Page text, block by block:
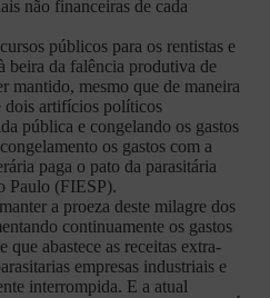
não financeiras de cada
públicos para os rentistas e
beira da falência produtiva de
mantido, mesmo que de maneira
dois artifícios políticos
pública e congelando os gastos
os gastos com a
paga o pato da parasitária
Paulo (FIESP).
a proeza deste milagre dos
continuamente os gastos
abastece as receitas extra-
empresas industriais e
interrompida. E a atual